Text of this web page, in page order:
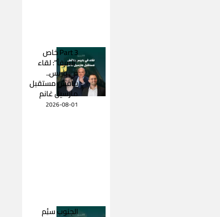
Part 3 خاص
“المرفأ”: لقاء
في باريس..
يناقش مستقبل
مارسيل غانم
2026-08-01
الجنوب سئِم